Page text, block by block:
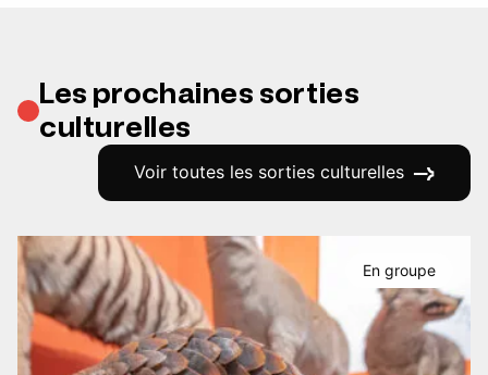
Les prochaines sorties
culturelles
Voir toutes les sorties culturelles
En groupe